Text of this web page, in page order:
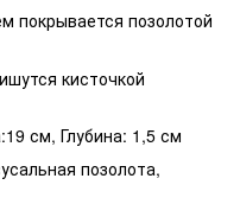
покрывается позолотой
кисточкой
см, Глубина: 1,5 см
позолота,